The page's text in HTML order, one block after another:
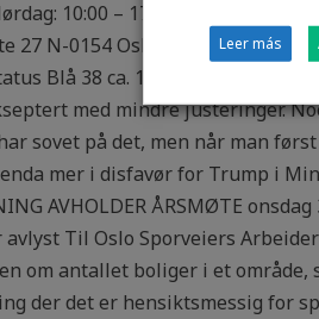
10:00 – 17:00 10:00 – 16:00
27 N-0154 Oslo Kvite
Blå 38 ca. 1,0 OK Grønn 27
med mindre justeringer.
sovet på det, men når man
mer i disfavør for Trump i
AVHOLDER ÅRSMØTE
Til Oslo Sporveiers
om antallet boliger i et
der det er hensiktsmessig for
Leer más